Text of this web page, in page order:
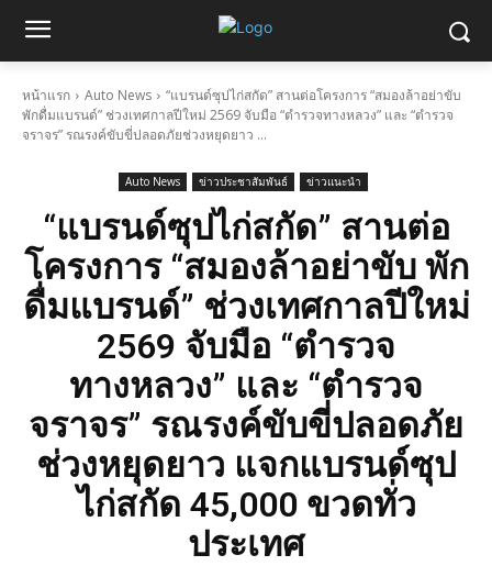
หน้าแรก Auto News
“แบรนด์ซุปไก่สกัด” สานต่อโครงการ “สมองล้าอย่าขับ
พักดื่มแบรนด์” ช่วงเทศกาลปีใหม่ 2569 จับมือ “ตำรวจทางหลวง” และ “ตำรวจ
จราจร” รณรงค์ขับขี่ปลอดภัยช่วงหยุดยาว ...
Auto News ข่าวประชาสัมพันธ์ ข่าวแนะนำ
“แบรนด์ซุปไก่สกัด” สานต่อ
โครงการ “สมองล้าอย่าขับ พัก
ดื่มแบรนด์” ช่วงเทศกาลปีใหม่
2569 จับมือ “ตำรวจ
ทางหลวง” และ “ตำรวจ
จราจร” รณรงค์ขับขี่ปลอดภัย
ช่วงหยุดยาว แจกแบรนด์ซุป
ไก่สกัด 45,000 ขวดทั่ว
ประเทศ